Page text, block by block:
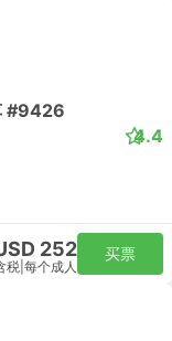
#9426
4.4
252
税 每个成人
买票